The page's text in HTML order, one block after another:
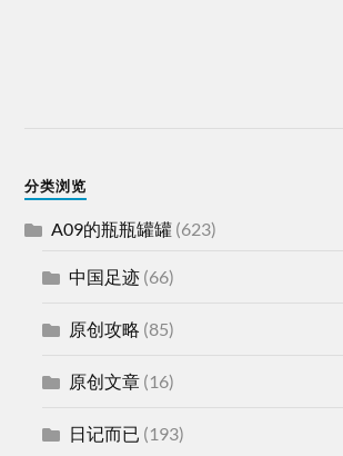
分类浏览
A09的瓶瓶罐罐 (623)
中国足迹 (66)
原创攻略 (85)
原创文章 (16)
日记而已 (193)